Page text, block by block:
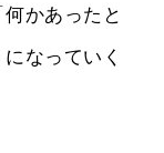
かあったと
なっていく